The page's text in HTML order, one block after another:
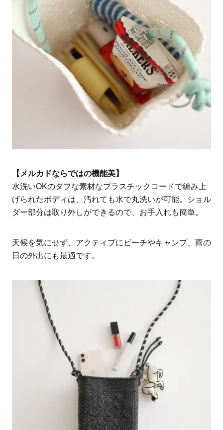
【メルカドならではの機能美】
水洗いOKのタフな素材なプラスチックコードで編み上
げられたボディは、汚れても水で丸洗いが可能。ショル
ダー部分は取り外しができるので、お手入れも簡単。
天候を気にせず、アクティブにビーチやキャンプ、雨の
日の外出にも最適です。